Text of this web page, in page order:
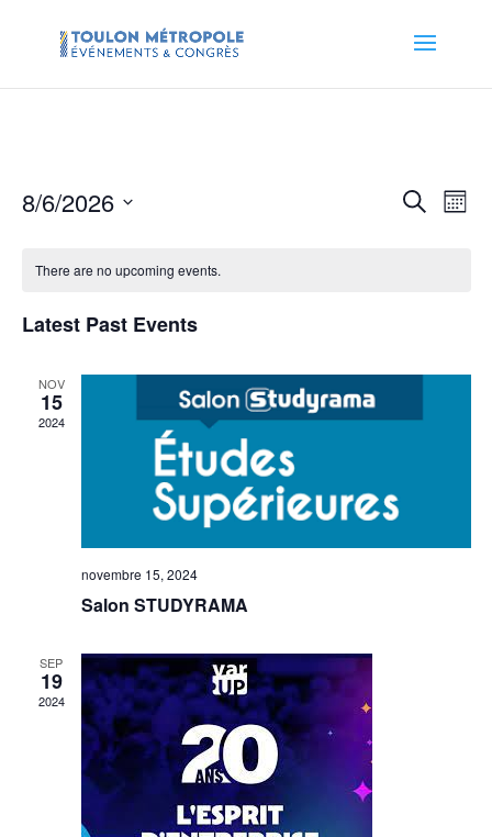
Events
Search
Month
8/6/2026
There are no upcoming events.
Latest Past Events
NOV
15
2024
novembre 15, 2024
Salon STUDYRAMA
SEP
19
2024